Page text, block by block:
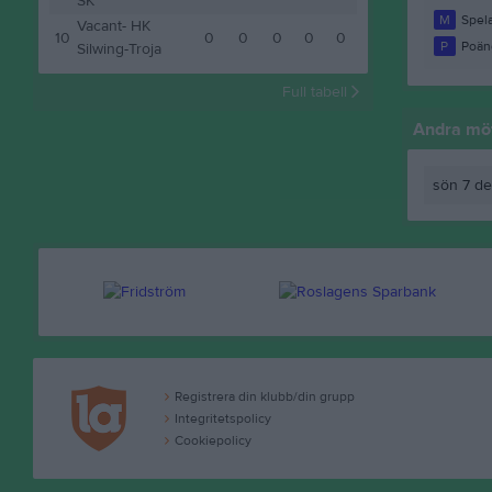
10
Vacant- HK
Silwing-Troja
0 0 0 0 0
Full tabell
M
P
Andra
sön 7
Registrera din klubb/din grupp
Integritetspolicy
Cookiepolicy